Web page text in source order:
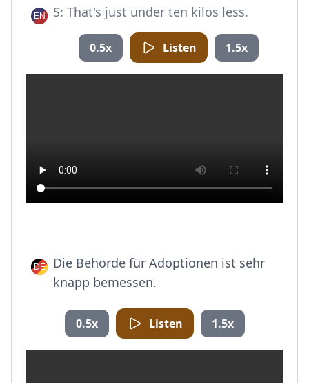
S: That's just under ten kilos less.
0.5x Listen 1.5x
Die Behörde für Adoptionen ist sehr
knapp bemessen.
0.5x Listen 1.5x